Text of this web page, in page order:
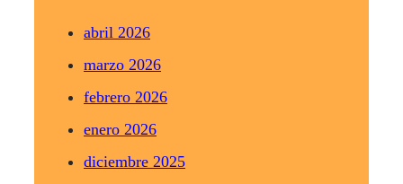
abril 2026
marzo 2026
febrero 2026
enero 2026
diciembre 2025